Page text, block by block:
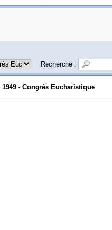
Recherche:
1949 - Congrès Eucharistique